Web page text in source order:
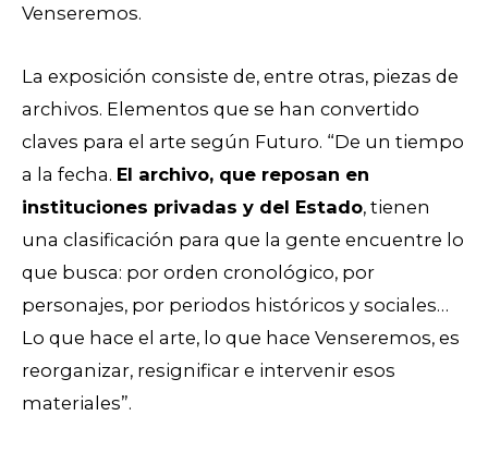
Venseremos.
La exposición consiste de, entre otras, piezas de
archivos. Elementos que se han convertido
claves para el arte según Futuro. “De un tiempo
a la fecha. El archivo, que reposan en
instituciones privadas y del Estado, tienen
una clasificación para que la gente encuentre lo
que busca: por orden cronológico, por
personajes, por periodos históricos y sociales…
Lo que hace el arte, lo que hace Venseremos, es
reorganizar, resignificar e intervenir esos
materiales”.